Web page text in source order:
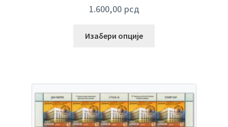
1.600,00 рсд
Изабери опције